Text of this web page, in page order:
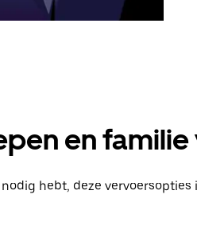
en familie
hebt, deze vervoersopties